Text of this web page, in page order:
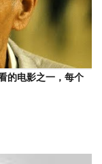
的电影之一，每个